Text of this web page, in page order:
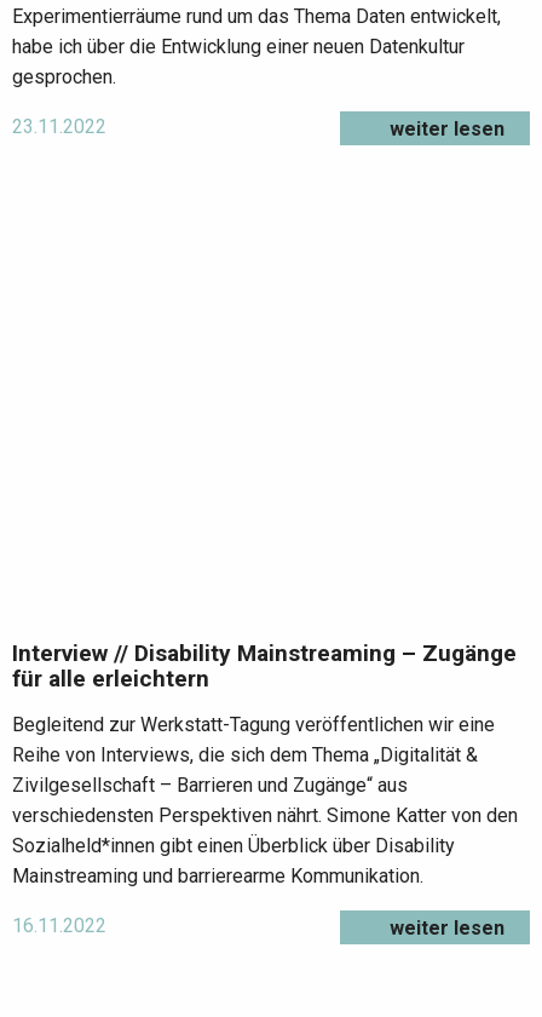
Experimentierräume rund um das Thema Daten entwickelt,
habe ich über die Entwicklung einer neuen Datenkultur
gesprochen.
23.11.2022 weiter lesen
Interview // Disability Mainstreaming – Zugänge
für alle erleichtern
Begleitend zur Werkstatt-Tagung veröffentlichen wir eine
Reihe von Interviews, die sich dem Thema „Digitalität &
Zivilgesellschaft – Barrieren und Zugänge“ aus
verschiedensten Perspektiven nährt. Simone Katter von den
Sozialheld*innen gibt einen Überblick über Disability
Mainstreaming und barrierearme Kommunikation.
16.11.2022 weiter lesen